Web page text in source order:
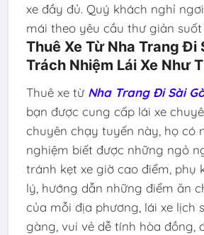
xe đầy đủ. Quý khách nghỉ
mái theo yêu cầu thư giản suốt
Thuê Xe Từ Nha Trang Đi
Trách Nhiệm Lái Xe Như
Thuê xe từ Nha Trang Đi Sài
bạn được cung cấp lái xe
chuyên chạy tuyến này, họ có
nghiệm biết được những ngỏ
tránh kẹt xe giờ cao điểm, phụ
lý, hướng dẫn những điểm ăn
của mỗi địa phương, lái xe lịch
gàng, vui vẻ dễ tính hòa đồng,